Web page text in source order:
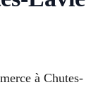
à Chutes-